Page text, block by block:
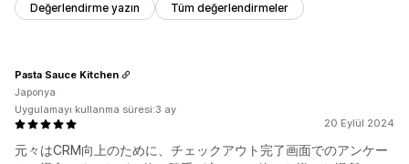
Değerlendirme yazın Tüm değerlendirmeler
20 Eylül 2024
元々はCRM向上のために、チェックアウト完了画面でのアンケー
Pasta Sauce Kitchen
Japonya
Uygulamayı kullanma süresi:3 ay